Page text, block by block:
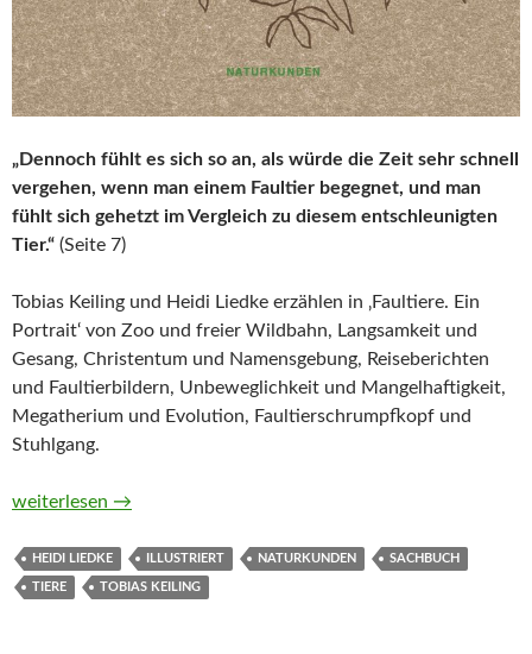
„Dennoch fühlt es sich so an, als würde die Zeit sehr schnell
vergehen, wenn man einem Faultier begegnet, und man
fühlt sich gehetzt im Vergleich zu diesem entschleunigten
Tier.“ (Seite 7)
Tobias Keiling und Heidi Liedke erzählen in ‚Faultiere. Ein
Portrait‘ von Zoo und freier Wildbahn, Langsamkeit und
Gesang, Christentum und Namensgebung, Reiseberichten
und Faultierbildern, Unbeweglichkeit und Mangelhaftigkeit,
Megatherium und Evolution, Faultierschrumpfkopf und
Stuhlgang.
Faultiere. Ein Portrait (Naturkunden) von Tobias Keiling und
weiterlesen →
HEIDI LIEDKE ILLUSTRIERT NATURKUNDEN SACHBUCH
TIERE TOBIAS KEILING